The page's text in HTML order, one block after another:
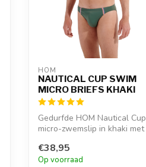
HOM
NAUTICAL CUP SWIM
MICRO BRIEFS KHAKI
Gedurfde HOM Nautical Cup
micro-zwemslip in khaki met
€38,95
Op voorraad